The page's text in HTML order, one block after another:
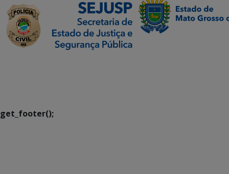
get_footer();